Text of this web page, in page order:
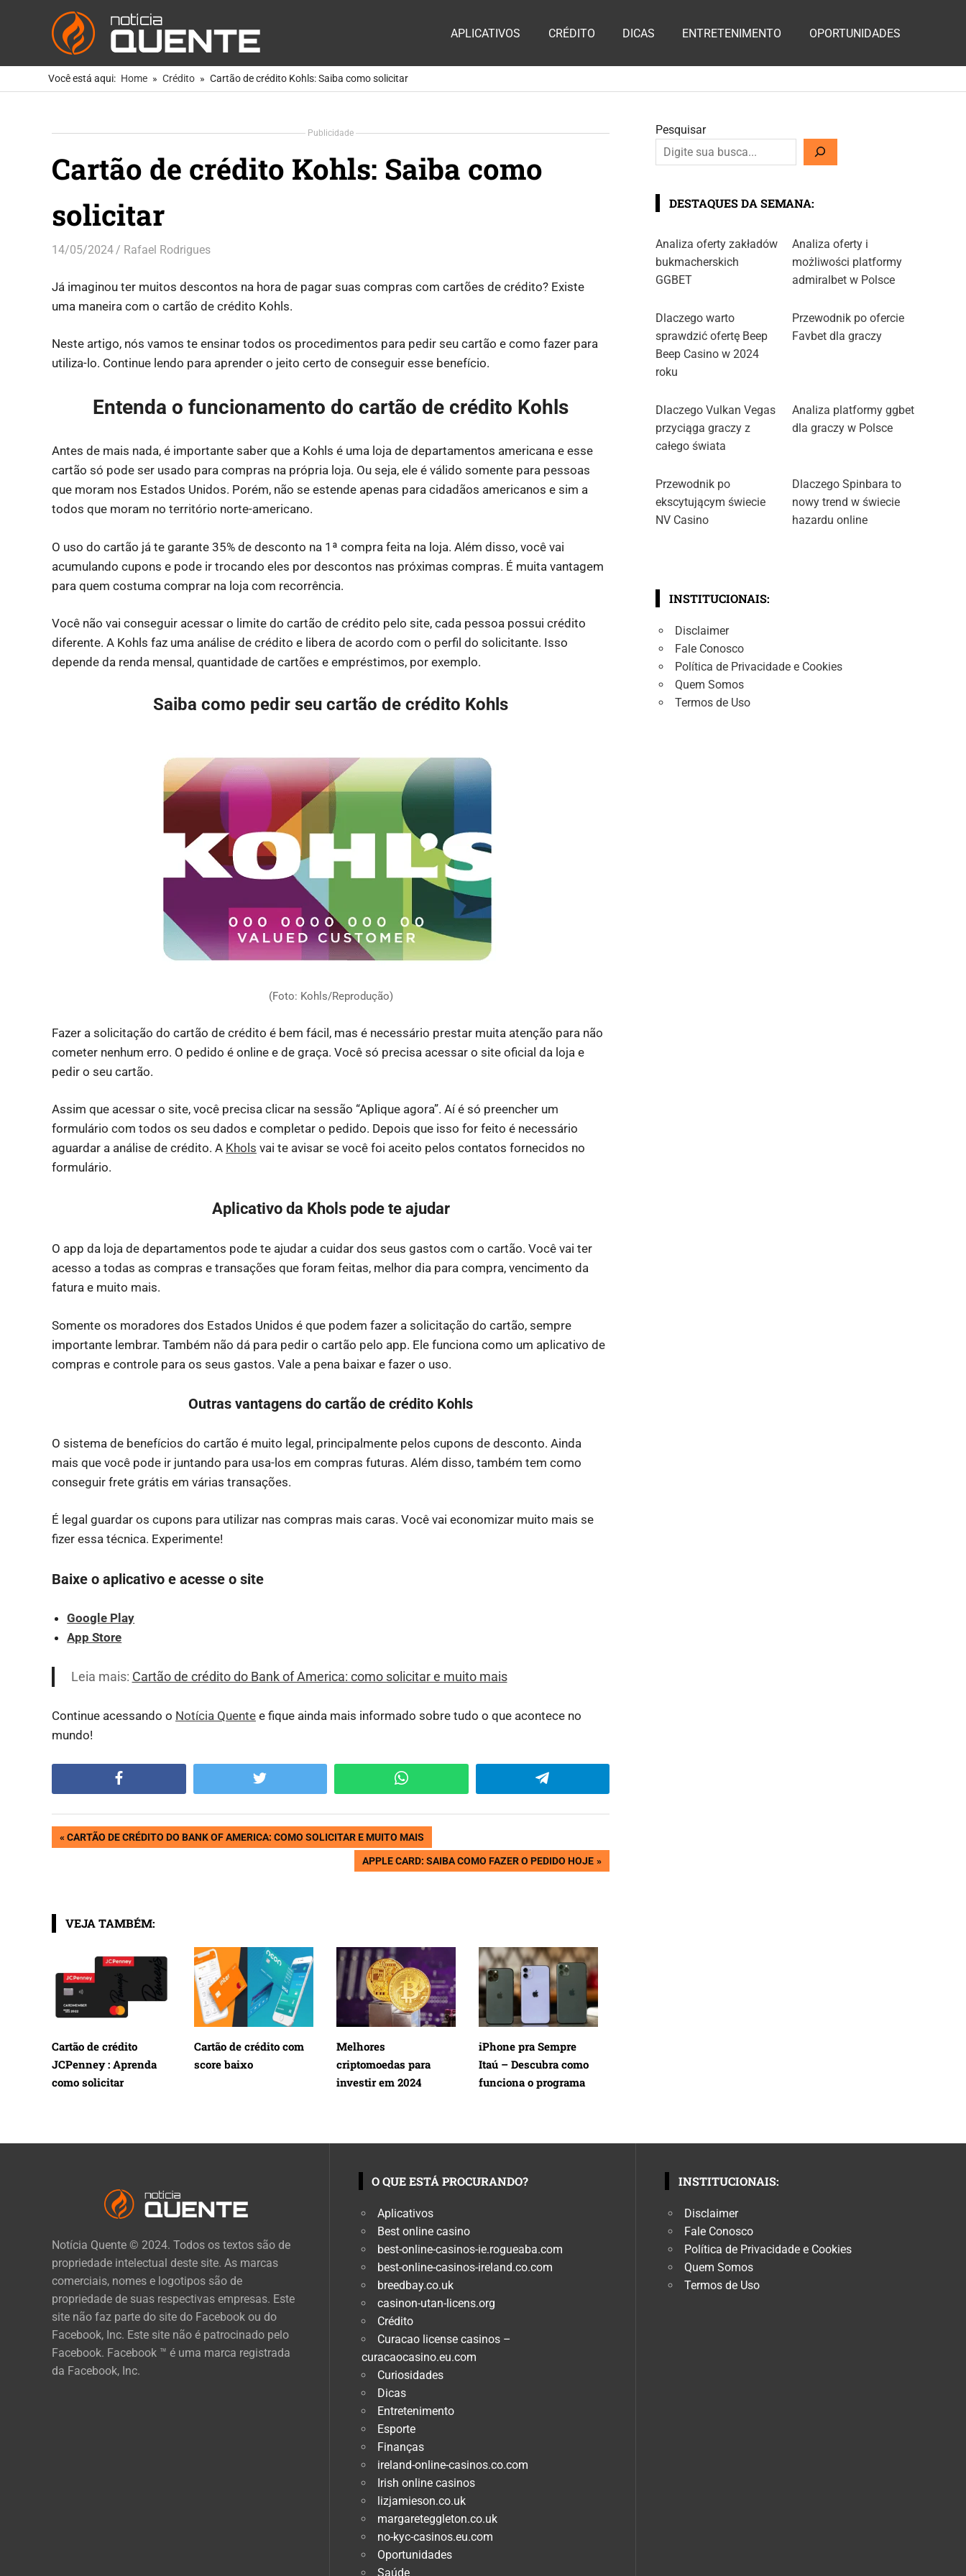
to
Quente
Notícias
Mais
APLICATIVOS CRÉDITO DICAS ENTRETENIMENTO OPORTUNIDADES
Você está aqui: Home Crédito Cartão de crédito Kohls: Saiba como solicitar
Publicidade
Cartão de crédito Kohls: Saiba como
solicitar
14/05/2024 Rafael Rodrigues
Já imaginou ter muitos descontos na hora de pagar suas compras com cartões de crédito? Existe
uma maneira com o cartão de crédito Kohls.
Neste artigo, nós vamos te ensinar todos os procedimentos para pedir seu cartão e como fazer para
utiliza-lo. Continue lendo para aprender o jeito certo de conseguir esse benefício.
Entenda o funcionamento do cartão de crédito Kohls
Antes de mais nada, é importante saber que a Kohls é uma loja de departamentos americana e esse
cartão só pode ser usado para compras na própria loja. Ou seja, ele é válido somente para pessoas
que moram nos Estados Unidos. Porém, não se estende apenas para cidadãos americanos e sim a
todos que moram no território norte-americano.
O uso do cartão já te garante 35% de desconto na 1ª compra feita na loja. Além disso, você vai
acumulando cupons e pode ir trocando eles por descontos nas próximas compras. É muita vantagem
para quem costuma comprar na loja com recorrência.
Você não vai conseguir acessar o limite do cartão de crédito pelo site, cada pessoa possui crédito
diferente. A Kohls faz uma análise de crédito e libera de acordo com o perfil do solicitante. Isso
depende da renda mensal, quantidade de cartões e empréstimos, por exemplo.
Saiba como pedir seu cartão de crédito Kohls
(Foto: Kohls/Reprodução)
Fazer a solicitação do cartão de crédito é bem fácil, mas é necessário prestar muita atenção para não
cometer nenhum erro. O pedido é online e de graça. Você só precisa acessar o site oficial da loja e
pedir o seu cartão.
Assim que acessar o site, você precisa clicar na sessão “Aplique agora”. Aí é só preencher um
formulário com todos os seu dados e completar o pedido. Depois que isso for feito é necessário
aguardar a análise de crédito. A Khols vai te avisar se você foi aceito pelos contatos fornecidos no
formulário.
Aplicativo da Khols pode te ajudar
O app da loja de departamentos pode te ajudar a cuidar dos seus gastos com o cartão. Você vai ter
acesso a todas as compras e transações que foram feitas, melhor dia para compra, vencimento da
fatura e muito mais.
Somente os moradores dos Estados Unidos é que podem fazer a solicitação do cartão, sempre
importante lembrar. Também não dá para pedir o cartão pelo app. Ele funciona como um aplicativo de
compras e controle para os seus gastos. Vale a pena baixar e fazer o uso.
Outras vantagens do cartão de crédito Kohls
O sistema de benefícios do cartão é muito legal, principalmente pelos cupons de desconto. Ainda
mais que você pode ir juntando para usa-los em compras futuras. Além disso, também tem como
conseguir frete grátis em várias transações.
É legal guardar os cupons para utilizar nas compras mais caras. Você vai economizar muito mais se
fizer essa técnica. Experimente!
Baixe o aplicativo e acesse o site
Google Play
App Store
Leia mais: Cartão de crédito do Bank of America: como solicitar e muito mais
Continue acessando o Notícia Quente e fique ainda mais informado sobre tudo o que acontece no
mundo!
Twitter WhatsApp Telegram
Navegação
PREVIOUS
CARTÃO DE CRÉDITO DO BANK OF AMERICA: COMO SOLICITAR E MUITO MAIS
NEXT
APPLE CARD: SAIBA COMO FAZER O PEDIDO HOJE
VEJA TAMBÉM:
Cartão de crédito
JCPenney : Aprenda
como solicitar
Cartão de crédito com
score baixo
Melhores
criptomoedas para
investir em 2024
iPhone pra Sempre
Itaú – Descubra como
funciona o programa
Pesquisar
DESTAQUES DA SEMANA:
Analiza oferty zakładów
bukmacherskich
GGBET
Analiza oferty i
możliwości platformy
admiralbet w Polsce
Dlaczego warto
sprawdzić ofertę Beep
Beep Casino w 2024
roku
Przewodnik po ofercie
Favbet dla graczy
Dlaczego Vulkan Vegas
przyciąga graczy z
całego świata
Analiza platformy ggbet
dla graczy w Polsce
Przewodnik po
ekscytującym świecie
NV Casino
Dlaczego Spinbara to
nowy trend w świecie
hazardu online
INSTITUCIONAIS:
Disclaimer
Fale Conosco
Política de Privacidade e Cookies
Quem Somos
Termos de Uso
Notícia Quente © 2024. Todos os textos são de
propriedade intelectual deste site. As marcas
comerciais, nomes e logotipos são de
propriedade de suas respectivas empresas. Este
site não faz parte do site do Facebook ou do
Facebook, Inc. Este site não é patrocinado pelo
Facebook. Facebook ™ é uma marca registrada
da Facebook, Inc.
O QUE ESTÁ PROCURANDO?
Aplicativos
Best online casino
best-online-casinos-ie.rogueaba.com
best-online-casinos-ireland.co.com
breedbay.co.uk
casinon-utan-licens.org
Crédito
Curacao license casinos –
curacaocasino.eu.com
Curiosidades
Dicas
Entretenimento
Esporte
Finanças
ireland-online-casinos.co.com
Irish online casinos
lizjamieson.co.uk
margareteggleton.co.uk
no-kyc-casinos.eu.com
Oportunidades
Saúde
INSTITUCIONAIS:
Disclaimer
Fale Conosco
Política de Privacidade e Cookies
Quem Somos
Termos de Uso